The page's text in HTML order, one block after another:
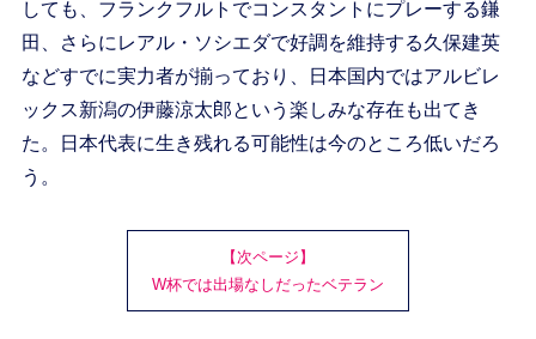
しても、フランクフルトでコンスタントにプレーする鎌
田、さらにレアル・ソシエダで好調を維持する久保建英
などすでに実力者が揃っており、日本国内ではアルビレ
ックス新潟の伊藤涼太郎という楽しみな存在も出てき
た。日本代表に生き残れる可能性は今のところ低いだろ
う。
【次ページ】
W杯では出場なしだったベテラン